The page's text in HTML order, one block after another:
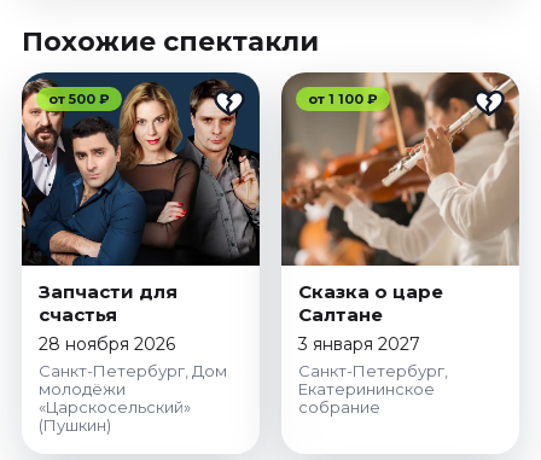
Похожие спектакли
от 500 ₽
Запчасти для
счастья
28 ноября 2026
Санкт-Петербург, Дом
молодёжи
«Царскосельский»
(Пушкин)
от 1 100 ₽
Сказка о царе
Салтане
3 января 2027
Санкт-Петербург,
Екатерининское
собрание